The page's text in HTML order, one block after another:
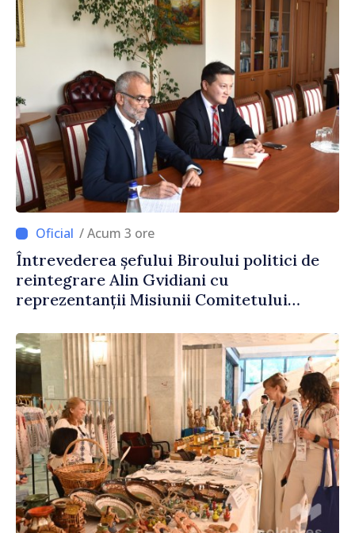
/ Acum 3 ore
Întrevederea șefului Biroului politici de
reintegrare Alin Gvidiani cu
reprezentanții Misiunii Comitetului